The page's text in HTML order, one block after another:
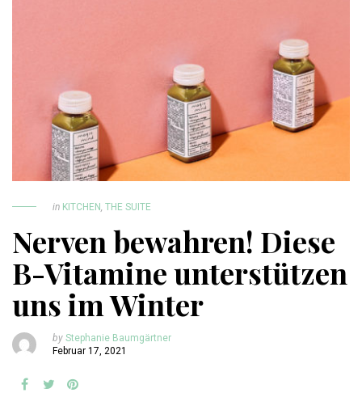
in KITCHEN THE SUITE
Nerven bewahren! Diese
B-Vitamine unterstützen
uns im Winter
by Stephanie Baumgärtner
Februar 17, 2021